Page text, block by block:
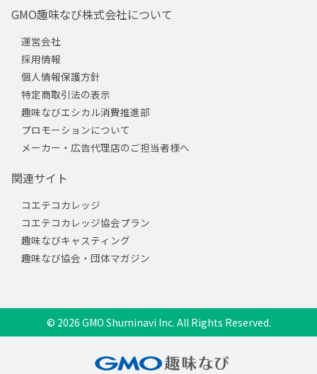
GMO趣味なび株式会社について
運営会社
採用情報
個人情報保護方針
特定商取引法の表示
趣味なびエシカル消費推進部
プロモーションについて
メーカー・広告代理店のご担当者様へ
関連サイト
コエテコカレッジ
コエテコカレッジ協会プラン
趣味なびキャスティング
趣味なび協会・団体マガジン
© 2026 GMO Shuminavi Inc. All Rights Reserved.